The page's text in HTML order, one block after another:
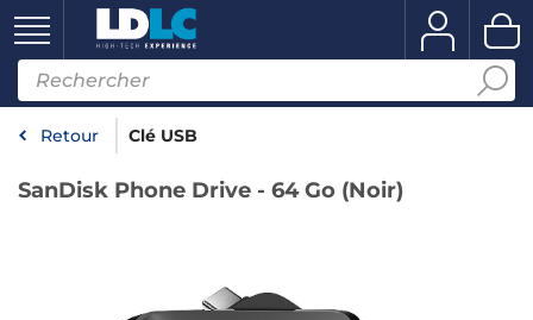
Retour Clé USB
SanDisk Phone Drive - 64 Go (Noir)